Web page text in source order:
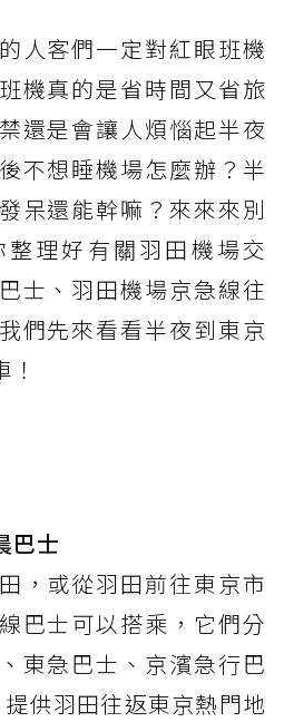
人客們一定對紅眼班機
機真的是省時間又省旅
還是會讓人煩惱起半夜
不想睡機場怎麼辦？半
呆還能幹嘛？來來來別
理好有關羽田機場交
士、羽田機場京急線往
們先來看看半夜到東京
巴士
，或從羽田前往東京市
巴士可以搭乘，它們分
東急巴士、京濱急行巴
供羽田往返東京熱門地